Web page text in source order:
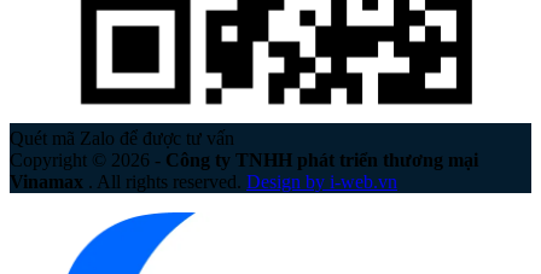
Quét mã Zalo để được tư vấn
Copyright © 2026 - Công ty TNHH phát triển thương mại
Vinamax . All rights reserved. Design by i-web.vn